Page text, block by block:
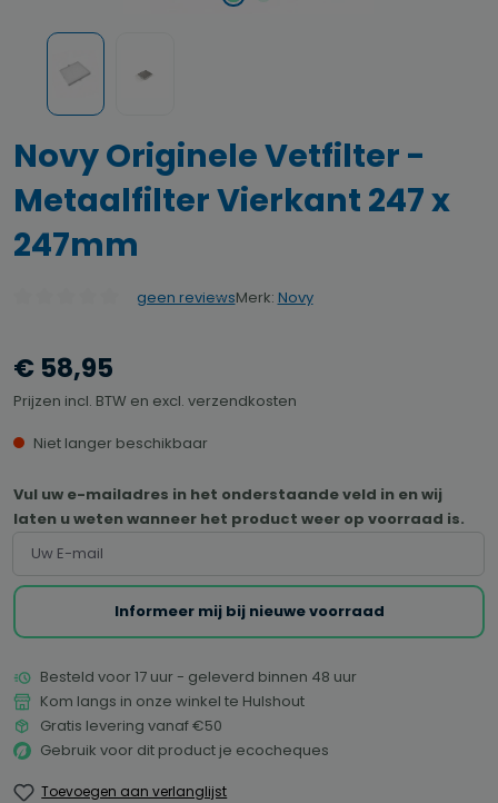
Novy Originele Vetfilter -
Metaalfilter Vierkant 247 x
247mm
geen reviewsMerk: Novy
€ 58,95
Prijzen incl. BTW en excl. verzendkosten
Niet langer beschikbaar
Vul uw e-mailadres in het onderstaande veld in en wij
laten u weten wanneer het product weer op voorraad is.
Informeer mij bij nieuwe voorraad
Besteld voor 17 uur - geleverd binnen 48 uur
Kom langs in onze winkel te Hulshout
Gratis levering vanaf €50
Gebruik voor dit product je ecocheques
Toevoegen aan verlanglijst